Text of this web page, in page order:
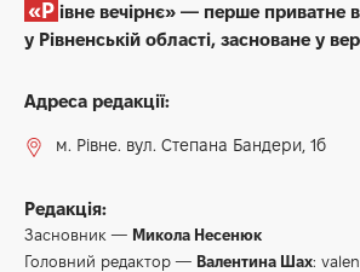
«Рівне вечірнє» — перше приватне
у Рівненській області, засноване у
Адреса редакції:
м. Рівне. вул. Степана Бандери, 1б
Редакція:
Засновник — Микола Несенюк
Головний редактор — Валентина Шах: